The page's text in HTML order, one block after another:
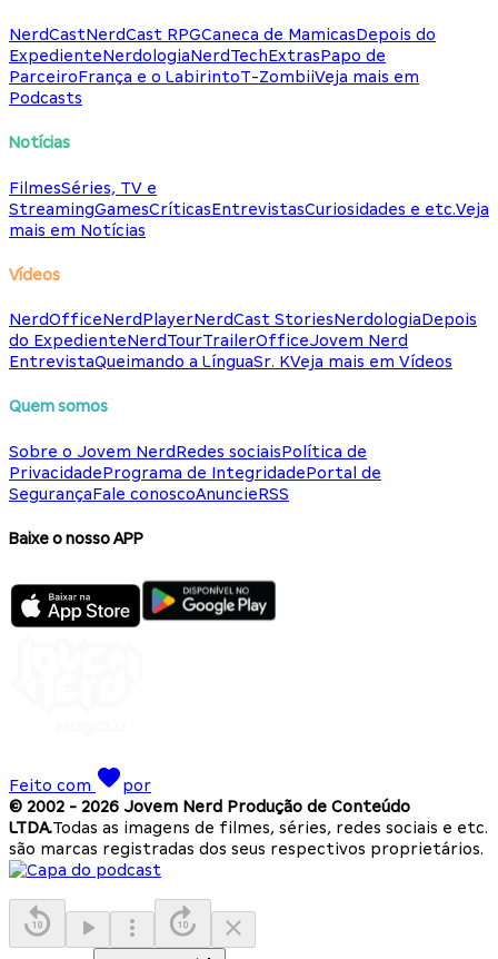
NerdCastNerdCast RPGCaneca de MamicasDepois do
ExpedienteNerdologiaNerdTechExtrasPapo de
ParceiroFrança e o LabirintoT-ZombiiVeja mais em
Podcasts
Notícias
FilmesSéries, TV e
StreamingGamesCríticasEntrevistasCuriosidades e etc.Veja
mais em Notícias
Vídeos
NerdOfficeNerdPlayerNerdCast StoriesNerdologiaDepois
do ExpedienteNerdTourTrailerOfficeJovem Nerd
EntrevistaQueimando a LínguaSr. KVeja mais em Vídeos
Quem somos
Sobre o Jovem NerdRedes sociaisPolítica de
PrivacidadePrograma de IntegridadePortal de
SegurançaFale conoscoAnuncieRSS
Baixe o nosso APP
Feito com
por
© 2002 - 2026 Jovem Nerd Produção de Conteúdo
LTDA.Todas as imagens de filmes, séries, redes sociais e etc.
são marcas registradas dos seus respectivos proprietários.